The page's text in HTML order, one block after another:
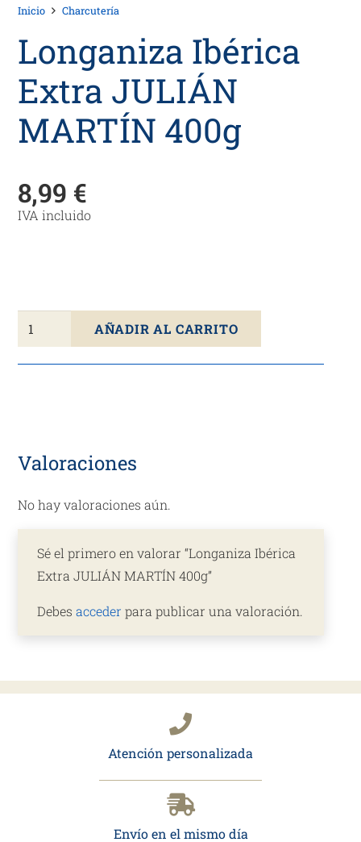
Inicio Charcutería
Longaniza Ibérica
Extra JULIÁN
MARTÍN 400g
8,99 €
IVA incluido
Longaniza
Ibérica
Extra
cantidad
AÑADIR AL CARRITO
Valoraciones
No hay valoraciones aún.
Sé el primero en valorar “Longaniza Ibérica
Extra JULIÁN MARTÍN 400g”
Debesacceder para publicar una valoración.
Atención personalizada
Envío en el mismo día